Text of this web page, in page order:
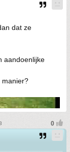
dat ze
aandoenlijke
manier?